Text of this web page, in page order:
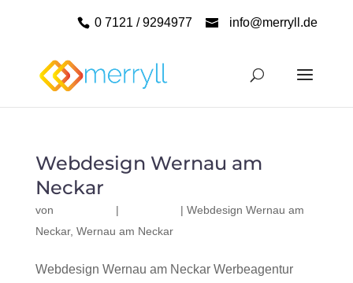
0 7121 / 9294977 info@merryll.de
Webdesign Wernau am
Neckar
von | | Webdesign Wernau am
Neckar, Wernau am Neckar
Webdesign Wernau am Neckar Werbeagentur